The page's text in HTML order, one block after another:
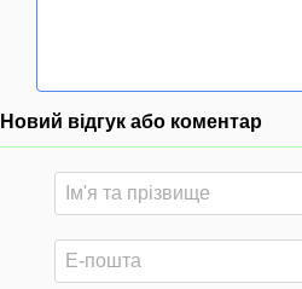
Новий відгук або коментар